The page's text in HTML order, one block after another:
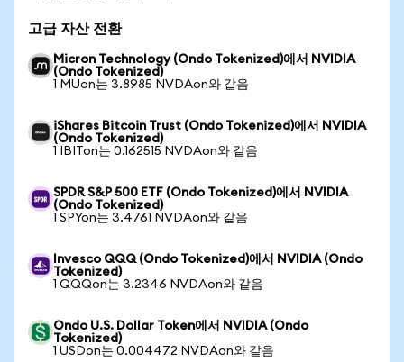
고급 자산 전환
Micron Technology (Ondo Tokenized)에서 NVIDIA
(Ondo Tokenized)
1 MUon는 3.8985 NVDAon와 같음
iShares Bitcoin Trust (Ondo Tokenized)에서 NVIDIA
(Ondo Tokenized)
1 IBITon는 0.162515 NVDAon와 같음
SPDR S&P 500 ETF (Ondo Tokenized)에서 NVIDIA
(Ondo Tokenized)
1 SPYon는 3.4761 NVDAon와 같음
Invesco QQQ (Ondo Tokenized)에서 NVIDIA (Ondo
Tokenized)
1 QQQon는 3.2346 NVDAon와 같음
Ondo U.S. Dollar Token에서 NVIDIA (Ondo
Tokenized)
1 USDon는 0.004472 NVDAon와 같음